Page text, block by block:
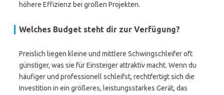
höhere Effizienz bei großen Projekten.
Welches Budget steht dir zur Verfügung?
Preislich liegen kleine und mittlere Schwingschleifer oft
günstiger, was sie für Einsteiger attraktiv macht. Wenn du
häufiger und professionell schleifst, rechtfertigt sich die
Investition in ein größeres, leistungsstarkes Gerät, das